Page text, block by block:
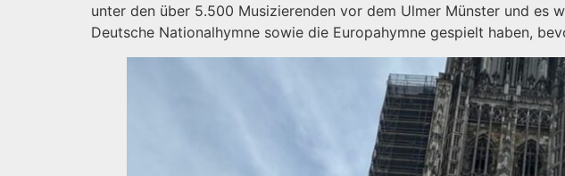
unter den über 5.500 Musizierenden vor dem Ulmer Münster und es
Deutsche Nationalhymne sowie die Europahymne gespielt haben,